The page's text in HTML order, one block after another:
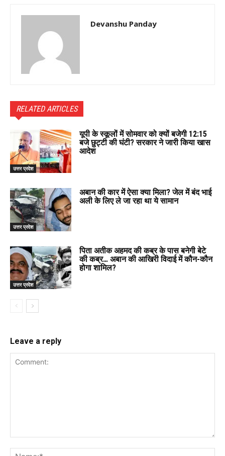
Devanshu Panday
RELATED ARTICLES
उत्तर प्रदेश
यूपी के स्कूलों में सोमवार को क्यों बजेगी 12:15
बजे छुट्टी की घंटी? सरकार ने जारी किया खास
आदेश
उत्तर प्रदेश
अबान की कार में ऐसा क्या मिला? जेल में बंद भाई
अली के लिए ले जा रहा था ये सामान
उत्तर प्रदेश
पिता अतीक अहमद की कब्र के पास बनेगी बेटे
की कब्र… अबान की आखिरी विदाई में कौन-कौन
होगा शामिल?
Leave a reply